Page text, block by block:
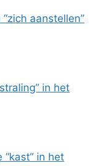
aanstellen”
in het
“kast” in het